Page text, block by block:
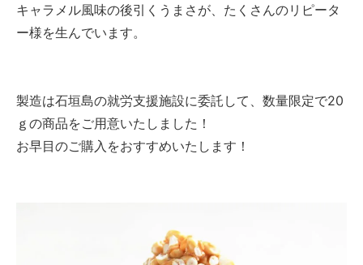
キャラメル風味の後引くうまさが、たくさんのリピータ
ー様を生んでいます。
製造は石垣島の就労支援施設に委託して、数量限定で20
ｇの商品をご用意いたしました！
お早目のご購入をおすすめいたします！